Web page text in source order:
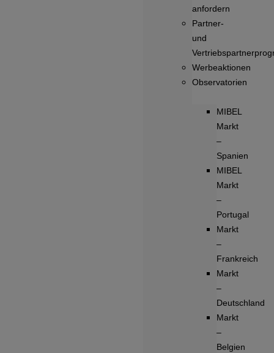
anfordern
Partner-
und
Werbeaktionen
Observatorien
MIBEL
Markt
–
Spanien
MIBEL
Markt
–
Portugal
Markt
–
Frankreich
Markt
–
Deutschland
Markt
–
Belgien